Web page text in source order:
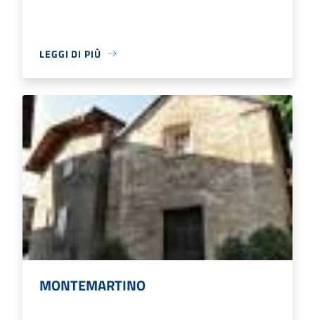
LEGGI DI PIÙ
MONTEMARTINO